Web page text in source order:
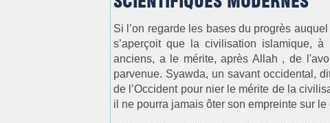
Si l’on regarde les bases du progrès
s’aperçoit que la civilisation islamique,
anciens, a le mérite, après Allah , de
parvenue. Syawda, un savant occidental,
de l’Occident pour nier le mérite de la
il ne pourra jamais ôter son empreinte sur le